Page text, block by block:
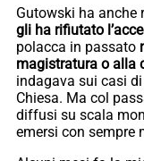
Gutowski ha anche
gli ha rifiutato
polacca in passato
magistratura o alla
indagava sui casi
Chiesa. Ma col
diffusi su scala
emersi con sempre